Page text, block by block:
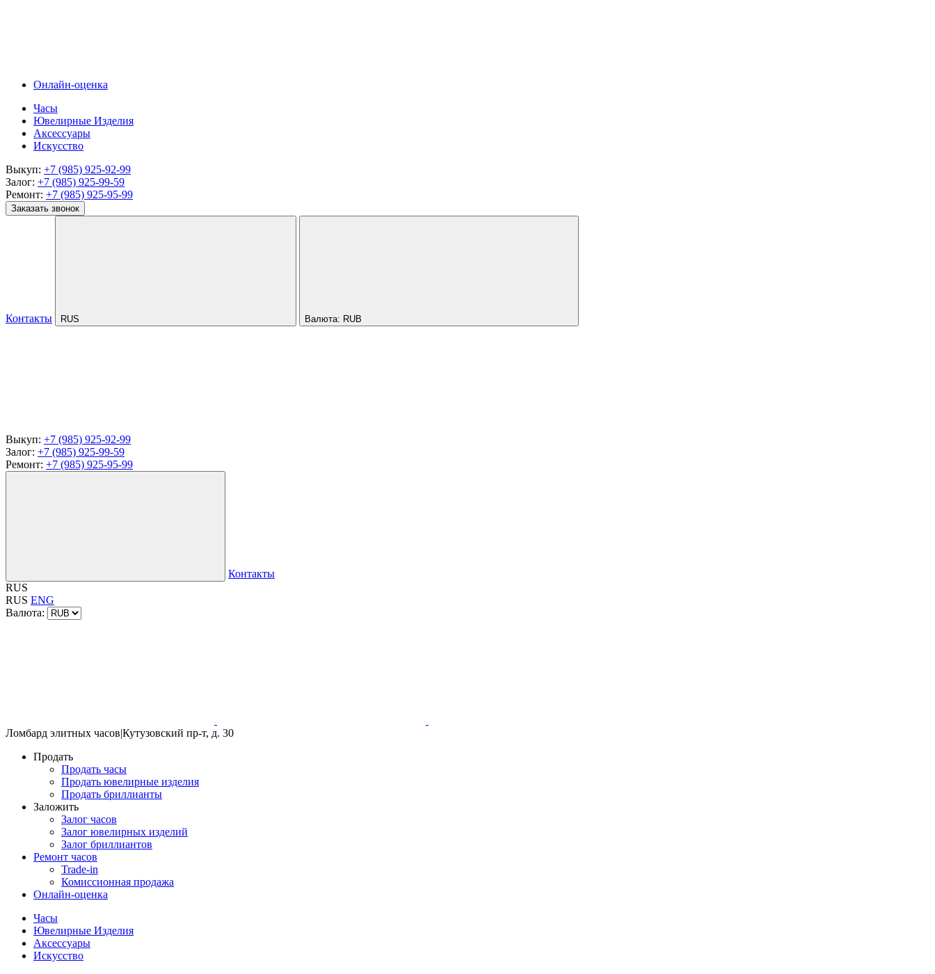
Онлайн-оценка
Часы
Ювелирные Изделия
Аксессуары
Искусство
Выкуп: +7 (985) 925-92-99
Залог: +7 (985) 925-99-59
Ремонт: +7 (985) 925-95-99
Заказать звонок
Контакты RUS Валюта: RUB
Выкуп: +7 (985) 925-92-99
Залог: +7 (985) 925-99-59
Ремонт: +7 (985) 925-95-99
Контакты
RUS
RUS ENG
Валюта:
Ломбард элитных часов|Кутузовский пр-т, д. 30
Продать
Продать часы
Продать ювелирные изделия
Продать бриллианты
Заложить
Залог часов
Залог ювелирных изделий
Залог бриллиантов
Ремонт часов
Trade-in
Комиссионная продажа
Онлайн-оценка
Часы
Ювелирные Изделия
Аксессуары
Искусство